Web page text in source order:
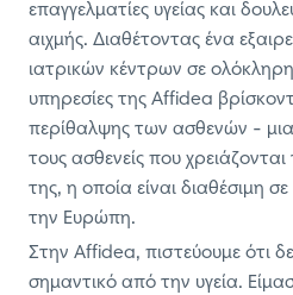
επαγγελματίες υγείας και
αιχμής. Διαθέτοντας ένα
ιατρικών κέντρων σε
υπηρεσίες της Affidea
περίθαλψης των ασθενών -
τους ασθενείς που
της, η οποία είναι διαθέσιμη
την Ευρώπη.
Στην Affidea, πιστεύουμε ότι
σημαντικό από την υγεία.